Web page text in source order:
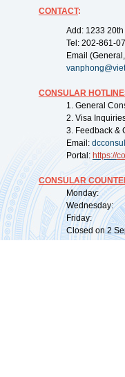
CONTACT:
Add: 1233
Tel: 202-861-
Email
CONSULAR
1. General
2. Visa
3. Feedback &
Email:
Portal: https://
CONSULAR
Monday:
Wednesday:
Friday:
Closed on 2